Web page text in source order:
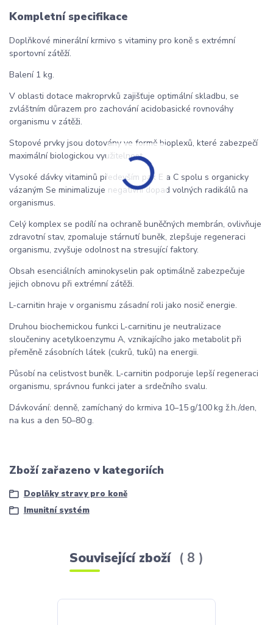
Kompletní specifikace
Doplňkové minerální krmivo s vitaminy pro koně s extrémní
sportovní zátěží.
Balení 1 kg.
V oblasti dotace makroprvků zajišťuje optimální skladbu, se
zvláštním důrazem pro zachování acidobasické rovnováhy
organismu v zátěži.
Stopové prvky jsou dotovány ve formě bioplexů, které zabezpečí
maximální biologickou využitelnost.
Vysoké dávky vitaminů především pak E a C spolu s organicky
vázaným Se minimalizuje negativní dopad volných radikálů na
organismus.
Celý komplex se podílí na ochraně buněčných membrán, ovlivňuje
zdravotní stav, zpomaluje stárnutí buněk, zlepšuje regeneraci
organismu, zvyšuje odolnost na stresující faktory.
Obsah esenciálních aminokyselin pak optimálně zabezpečuje
jejich obnovu při extrémní zátěži.
L-carnitin hraje v organismu zásadní roli jako nosič energie.
Druhou biochemickou funkci L-carnitinu je neutralizace
sloučeniny acetylkoenzymu A, vznikajícího jako metabolit při
přeměně zásobních látek (cukrů, tuků) na energii.
Působí na celistvost buněk. L-carnitin podporuje lepší regeneraci
organismu, správnou funkci jater a srdečního svalu.
Dávkování: denně, zamíchaný do krmiva 10–15 g/100 kg ž.h./den,
na kus a den 50–80 g.
Zboží zařazeno v kategoriích
Doplňky stravy pro koně
Imunitní systém
Související zboží 8